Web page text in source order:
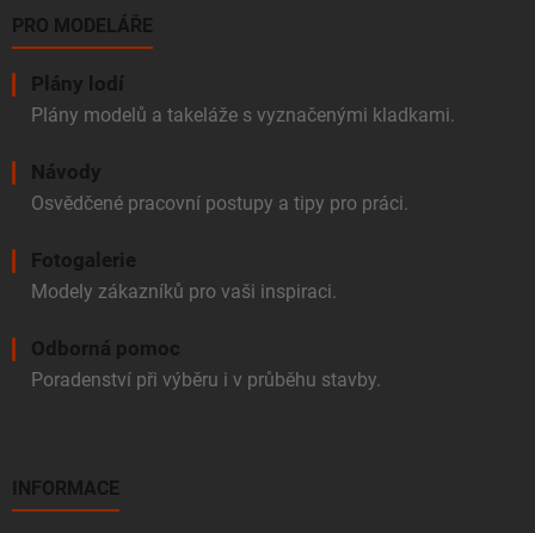
PRO MODELÁŘE
Plány lodí
Plány modelů a takeláže s vyznačenými kladkami.
Návody
Osvědčené pracovní postupy a tipy pro práci.
Fotogalerie
Modely zákazníků pro vaši inspiraci.
Odborná pomoc
Poradenství při výběru i v průběhu stavby.
INFORMACE